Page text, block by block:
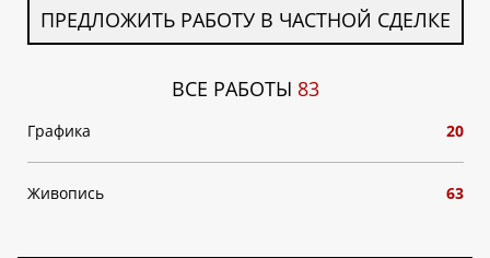
ПРЕДЛОЖИТЬ РАБОТУ В ЧАСТНОЙ СДЕЛКЕ
ВСЕ РАБОТЫ 83
Графика 20
Живопись 63